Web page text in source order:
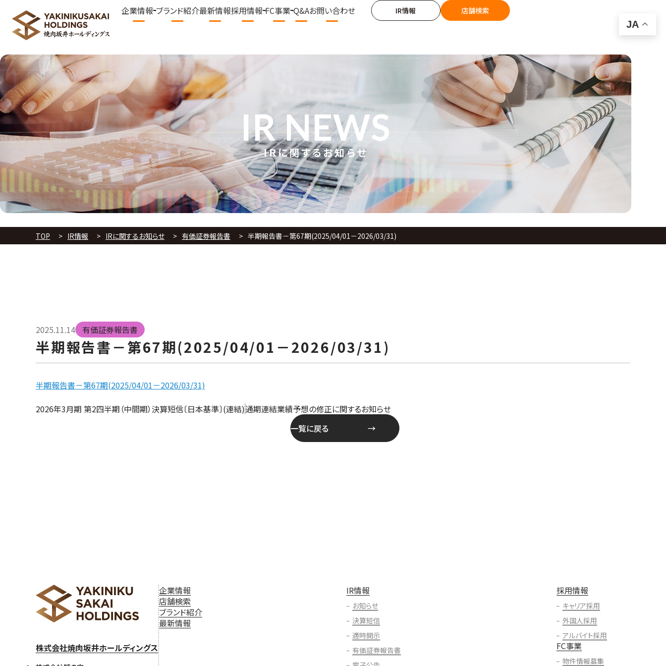
企業情報 ブランド紹介最新情報採用情報 FC事業 Q&Aお問い合わせ IR情報 店舗検索
IRに関するお知らせ
IR NEWS
TOP IR情報 IRに関するお知らせ 有価証券報告書 半期報告書－第67期(2025/04/01－2026/03/31)
2025.11.14 有価証券報告書
半期報告書－第67期(2025/04/01－2026/03/31)
半期報告書－第67期(2025/04/01－2026/03/31)
投
2026年3月期 第2四半期（中間期）決算短信〔日本基準〕(連結)通期連結業績予想の修正に関するお知らせ
一覧に戻る
株式会社焼肉坂井ホールディングス
企業情報
店舗検索
ブランド紹介
最新情報
IR情報
お知らせ
決算短信
適時開示
有価証券報告書
採用情報
キャリア採用
外国人採用
アルバイト採用
FC事業
物件情報募集
JA